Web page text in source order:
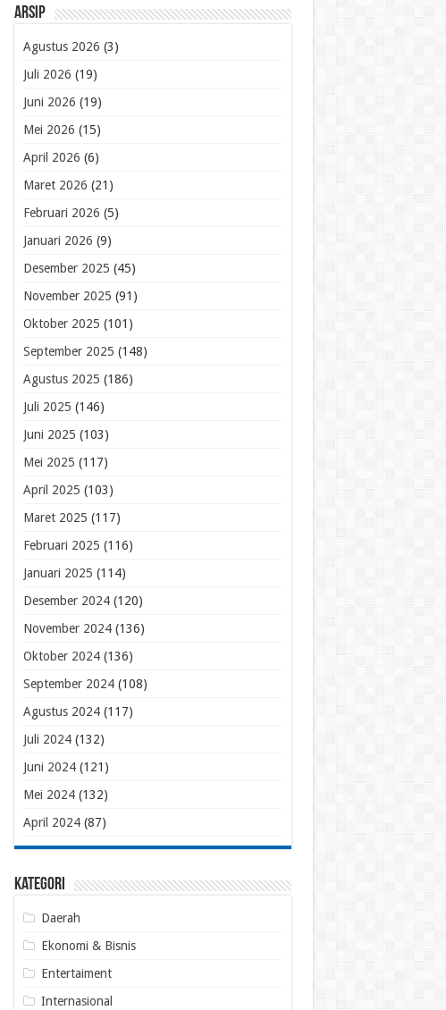
Arsip
Agustus 2026 (3)
Juli 2026 (19)
Juni 2026 (19)
Mei 2026 (15)
April 2026 (6)
Maret 2026 (21)
Februari 2026 (5)
Januari 2026 (9)
Desember 2025 (45)
November 2025 (91)
Oktober 2025 (101)
September 2025 (148)
Agustus 2025 (186)
Juli 2025 (146)
Juni 2025 (103)
Mei 2025 (117)
April 2025 (103)
Maret 2025 (117)
Februari 2025 (116)
Januari 2025 (114)
Desember 2024(120)
November 2024(136)
Oktober 2024(136)
September 2024(108)
Agustus 2024(117)
Juli 2024(132)
Juni 2024(121)
Mei 2024(132)
April 2024(87)
Kategori
Daerah
Ekonomi & Bisnis
Entertaiment
Internasional